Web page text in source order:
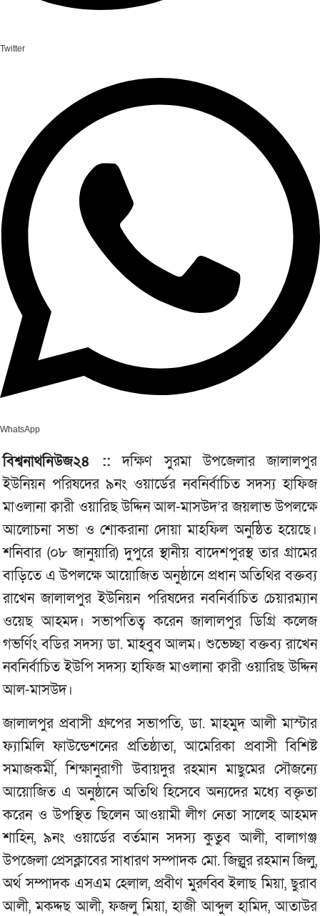
Twitter
WhatsApp
বিশ্বনাথনিউজ২৪ :: দক্ষিণ সুরমা উপজেলার জালালপুর
ইউনিয়ন পরিষদের ৯নং ওয়ার্ডের নবনির্বাচিত সদস্য হাফিজ
মাওলানা ক্বারী ওয়ারিছ উদ্দিন আল-মাসউদ’র জয়লাভ উপলক্ষে
আলোচনা সভা ও শোকরানা দোয়া মাহফিল অনুষ্ঠিত হয়েছে।
শনিবার (০৮ জানুয়ারি) দুপুরে স্থানীয় বাদেশপুরস্থ তার গ্রামের
বাড়িতে এ উপলক্ষে আয়োজিত অনুষ্ঠানে প্রধান অতিথির বক্তব‌্য
রাখেন জালালপুর ইউনিয়ন পরিষদের নবনির্বাচিত চেয়ারম্যান
ওয়েছ আহমদ। সভাপতিত্ব করেন জালালপুর ডিগ্রি কলেজ
গভর্ণিং বডির সদস্য ডা. মাহবুব আলম। শুভেচ্ছা বক্তব‌্য রাখেন
নবনির্বাচিত ইউপি সদস্য হাফিজ মাওলানা ক্বারী ওয়ারিছ উদ্দিন
আল-মাসউদ।
জালালপুর প্রবাসী গ্রুপের সভাপতি, ডা. মাহমুদ আলী মাস্টার
ফ্যামিলি ফাউন্ডেশনের প্রতিষ্ঠাতা, আমেরিকা প্রবাসী বিশিষ্ট
সমাজকর্মী, শিক্ষানুরাগী উবায়দুর রহমান মাছুমের সৌজন্যে
আয়োজিত এ অনুষ্ঠানে অতিথি হিসেবে অন্যদের মধ্যে বক্তৃতা
করেন ও উপস্থিত ছিলেন আওয়ামী লীগ নেতা সালেহ আহমদ
শাহিন, ৯নং ওয়ার্ডের বর্তমান সদস্য কুতুব আলী, বালাগঞ্জ
উপজেলা প্রেসক্লাবের সাধারণ সম্পাদক মো. জিল্লুর রহমান জিলু,
অর্থ সম্পাদক এসএম হেলাল, প্রবীণ মুরুব্বি ইলাছ মিয়া, ছুরাব
আলী, মকদ্দছ আলী, ফজলু মিয়া, হাজী আব্দুল হামিদ, আতাউর